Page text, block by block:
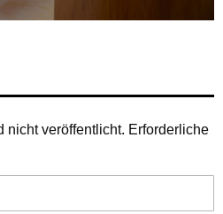
nicht veröffentlicht. Erforderliche